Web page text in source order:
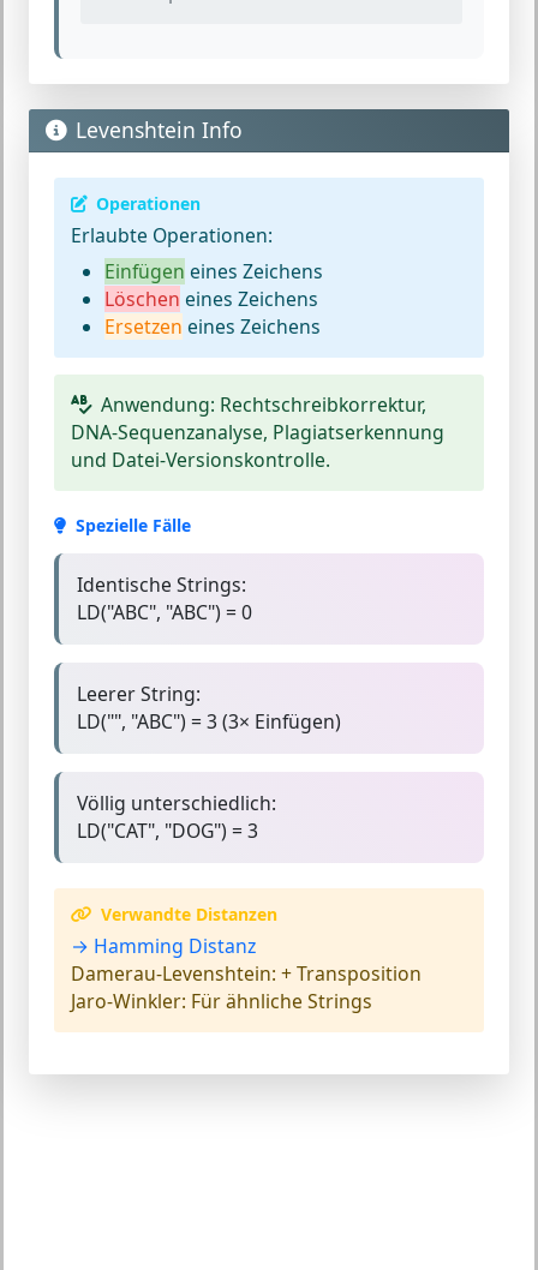
Levenshtein Info
Operationen
Erlaubte Operationen:
Einfügen eines Zeichens
Löschen eines Zeichens
Ersetzen eines Zeichens
Anwendung: Rechtschreibkorrektur,
DNA-Sequenzanalyse, Plagiatserkennung
und Datei-Versionskontrolle.
Spezielle Fälle
Identische Strings:
LD("ABC", "ABC") = 0
Leerer String:
LD("", "ABC") = 3 (3× Einfügen)
Völlig unterschiedlich:
LD("CAT", "DOG") = 3
Verwandte Distanzen
→ Hamming Distanz
Damerau-Levenshtein: + Transposition
Jaro-Winkler: Für ähnliche Strings